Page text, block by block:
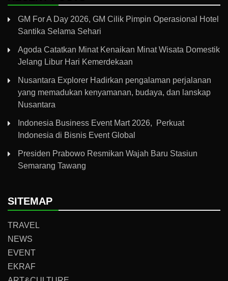
GM For A Day 2026, GM Cilik Pimpin Operasional Hotel
Santika Selama Sehari
Agoda Catatkan Minat Kenaikan Minat Wisata Domestik
Jelang Libur Hari Kemerdekaan
Nusantara Explorer Hadirkan pengalaman perjalanan
yang memadukan kenyamanan, budaya, dan lanskap
Nusantara
Indonesia Business Event Mart 2026, Perkuat
Indonesia di Bisnis Event Global
Presiden Prabowo Resmikan Wajah Baru Stasiun
Semarang Tawang
SITEMAP
TRAVEL
NEWS
EVENT
EKRAF